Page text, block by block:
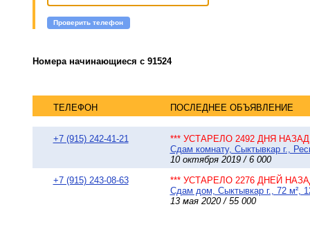
Проверить телефон
Номера начинающиеся с 91524
ТЕЛЕФОН ПОСЛЕДНЕЕ ОБЪЯВЛЕНИЕ
+7 (915) 242-41-21
*** УСТАРЕЛО 2492 ДНЯ НАЗАД
Сдам комнату, Сыктывкар г.,
10 октября 2019 / 6 000
+7 (915) 243-08-63
*** УСТАРЕЛО 2276 ДНЕЙ
Сдам дом, Сыктывкар г., 72 м²,
13 мая 2020 / 55 000